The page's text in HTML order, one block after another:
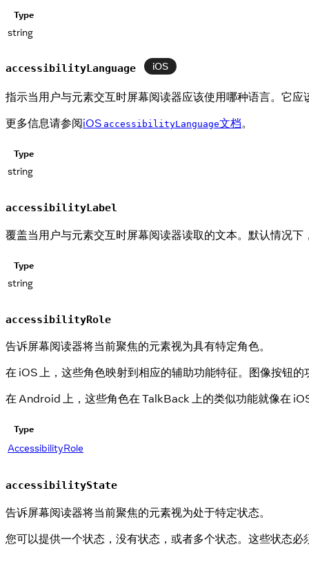
Type
string
accessibilityLanguage iOS
指示当用户与元素交互时屏幕阅读器应该使用哪种语言。它应
更多信息请参阅iOS accessibilityLanguage文档。
Type
string
accessibilityLabel
覆盖当用户与元素交互时屏幕阅读器读取的文本。默认情况
Type
string
accessibilityRole
告诉屏幕阅读器将当前聚焦的元素视为具有特定角色。
在 iOS 上，这些角色映射到相应的辅助功能特征。图像按钮
在 Android 上，这些角色在 TalkBack 上的类似功能就像在
Type
AccessibilityRole
accessibilityState
告诉屏幕阅读器将当前聚焦的元素视为处于特定状态。
您可以提供一个状态，没有状态，或者多个状态。这些状态